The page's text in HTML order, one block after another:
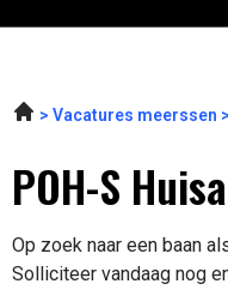
Vacatures meerssen
POH-S
Op zoek naar een baan
Solliciteer vandaag nog